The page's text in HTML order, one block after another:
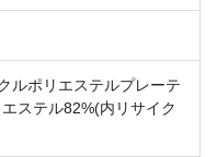
ルポリエステルプレーテ
ステル82%(内リサイク